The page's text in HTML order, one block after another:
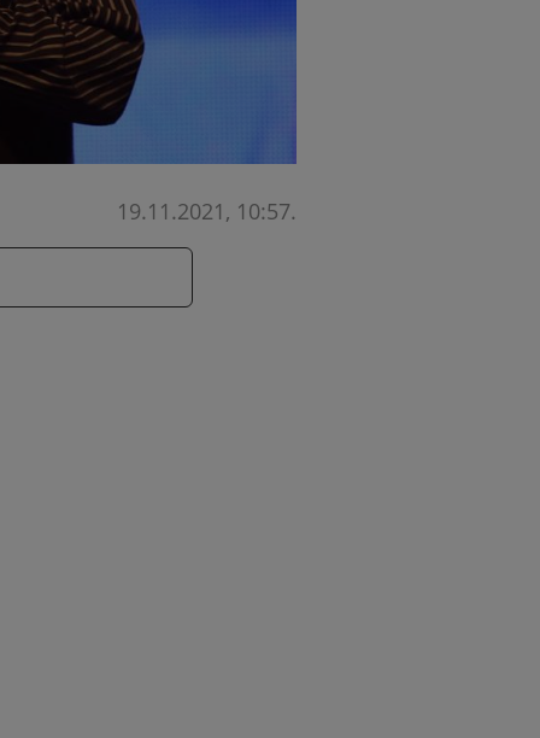
19.11.2021, 10:57.